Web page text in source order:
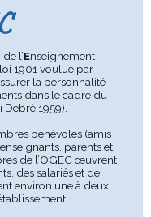
l’Enseignement
1901 voulue par
la personnalité
dans le cadre du
Debré 1959).
bénévoles (amis
parents et
de l’OGEC œuvrent
des salariés et de
environ une à deux